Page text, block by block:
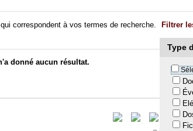
correspondent à vos termes de recherche. Filtrer
Type
donné aucun résultat.